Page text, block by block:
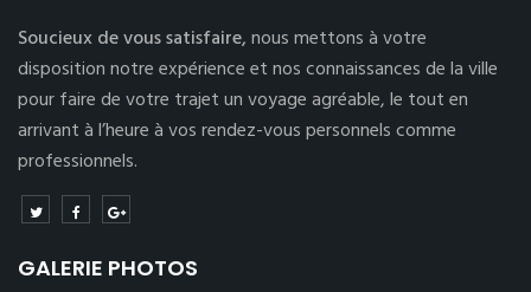
Soucieux de vous satisfaire,nous mettons à votre
disposition notre expérience et nos connaissances de la ville
pour faire de votre trajet un voyage agréable, le tout en
arrivant à l’heure à vos rendez-vous personnels comme
professionnels.
GALERIE PHOTOS